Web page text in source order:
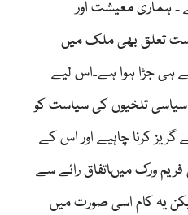
ہماری معیشت اور
تعلق بھی ملک میں
جڑا ہوا ہے۔اس لیے
تلخیوں کی سیاست کو
کرنا چاہیے اور اس کے
ورک میںاتفاق رائے سے
یہ کام اسی صورت میں